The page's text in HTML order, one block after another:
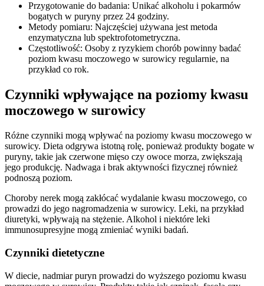
Przygotowanie do badania: Unikać alkoholu i pokarmów
bogatych w puryny przez 24 godziny.
Metody pomiaru: Najczęściej używana jest metoda
enzymatyczna lub spektrofotometryczna.
Częstotliwość: Osoby z ryzykiem chorób powinny badać
poziom kwasu moczowego w surowicy regularnie, na
przykład co rok.
Czynniki wpływające na poziomy kwasu
moczowego w surowicy
Różne czynniki mogą wpływać na poziomy kwasu moczowego w
surowicy. Dieta odgrywa istotną rolę, ponieważ produkty bogate w
puryny, takie jak czerwone mięso czy owoce morza, zwiększają
jego produkcję. Nadwaga i brak aktywności fizycznej również
podnoszą poziom.
Choroby nerek mogą zakłócać wydalanie kwasu moczowego, co
prowadzi do jego nagromadzenia w surowicy. Leki, na przykład
diuretyki, wpływają na stężenie. Alkohol i niektóre leki
immunosupresyjne mogą zmieniać wyniki badań.
Czynniki dietetyczne
W diecie, nadmiar puryn prowadzi do wyższego poziomu kwasu